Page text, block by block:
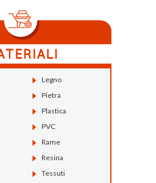
Legno
Pietra
Plastica
PVC
Rame
Resina
Tessuti